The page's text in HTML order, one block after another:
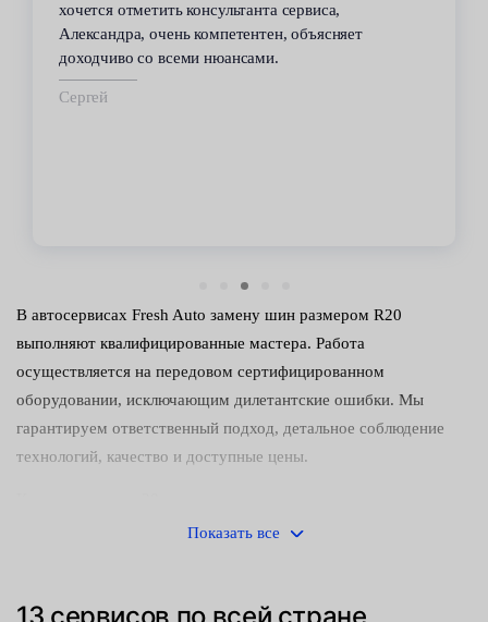
хочется отметить консультанта сервиса,
Александра, очень компетентен, объясняет
доходчиво со всеми нюансами.
Сергей
В автосервисах Fresh Auto замену шин размером R20
выполняют квалифицированные мастера. Работа
осуществляется на передовом сертифицированном
оборудовании, исключающим дилетантские ошибки. Мы
гарантируем ответственный подход, детальное соблюдение
технологий, качество и доступные цены.
незначительной операции. Неправильный алгоритм действий и
Показать все